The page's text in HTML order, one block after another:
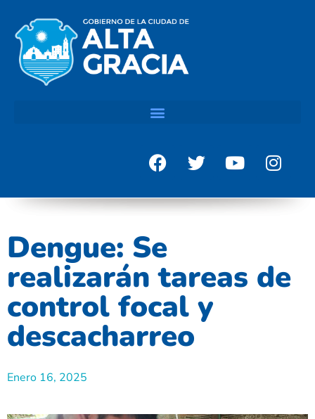
Dengue: Se
realizarán tareas de
control focal y
descacharreo
Enero 16, 2025